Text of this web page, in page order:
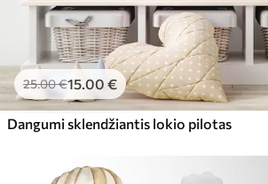
25.00€15.00 €
Dangumi sklendžiantis lokio pilotas